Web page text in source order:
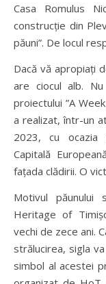
Casa Romulus
construcție din
păuni”. De locul
Dacă vă apropiați
are ciocul alb.
proiectului ”A
a realizat, într-un
2023, cu ocazia
Capitală
fațada clădirii. O
Motivul
Heritage of
vechi de zece ani.
strălucirea, sigla
simbol al acestei